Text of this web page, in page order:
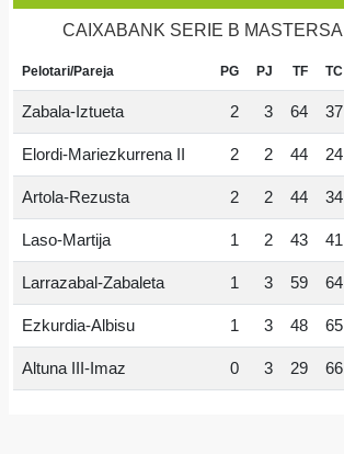
CAIXABANK SERIE B MASTERSA
Pelotari/Pareja PG PJ TF TC
Zabala-Iztueta 2 3 64 37
Elordi-Mariezkurrena II 2 2 44 24
Artola-Rezusta 2 2 44 34
Laso-Martija 1 2 43 41
Larrazabal-Zabaleta 1 3 59 64
Ezkurdia-Albisu 1 3 48 65
Altuna III-Imaz 0 3 29 66